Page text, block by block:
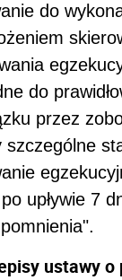
do
do
przez
upływie 7
ustawy o